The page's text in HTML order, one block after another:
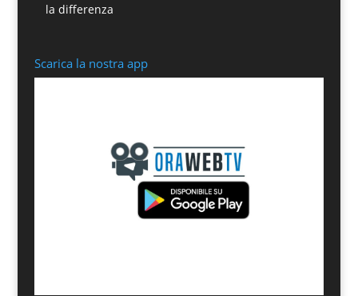
la differenza
Scarica la nostra app